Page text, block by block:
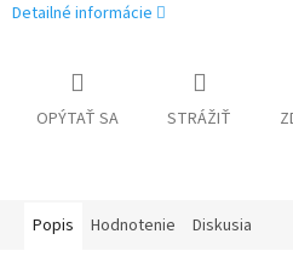
Detailné informácie
OPÝTAŤ SA STRÁŽIŤ
Popis Hodnotenie Diskusia